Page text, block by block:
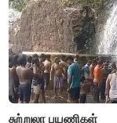
சுற்றுலா பயணிகள்